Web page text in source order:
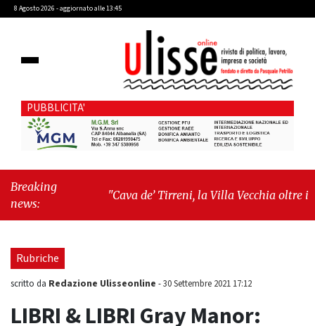
8 Agosto 2026 - aggiornato alle 13:45
PUBBLICITA'
Breaking
news:
"Cava de’ Tirreni, la Villa Vecchia oltre i
Rubriche
scritto da Redazione Ulisseonline -30 Settembre 2021 17:12
LIBRI & LIBRI Gray Manor: